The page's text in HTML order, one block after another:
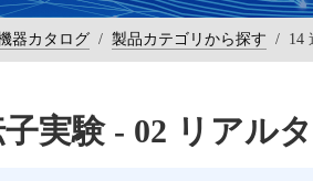
器カタログ / 製品カテゴリから探す / 14
子実験 - 02 リアル